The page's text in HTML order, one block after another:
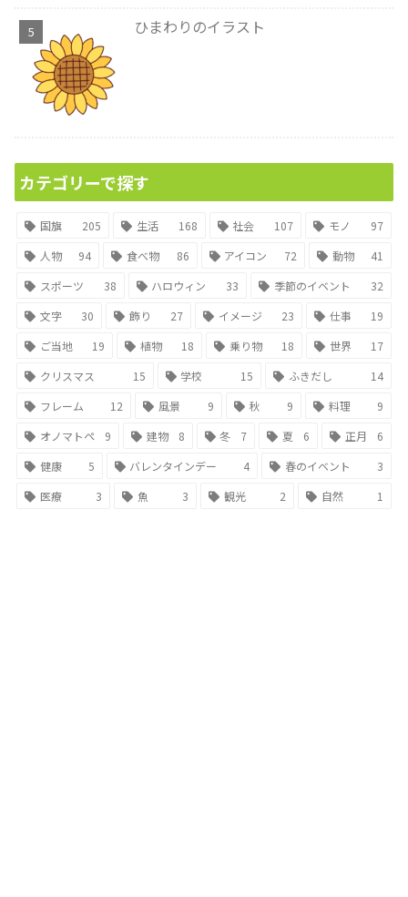
ひまわりのイラスト
カテゴリーで探す
国旗 205 生活 168 社会 107 モノ
97
人物
94 食べ物 86 アイコン 72 動物
41
スポーツ
38 ハロウィン 33 季節のイベント
32
文字
30 飾り 27 イメージ 23 仕事
19
ご当地
19 植物 18 乗り物 18 世界
17
クリスマス
15 学校 15 ふきだし
14
フレーム
12 風景 9 秋 9 料理
9
オノマトペ
9 建物 8 冬 7 夏 6 正月
6
健康
5 バレンタインデー 4 春のイベント
3
医療
3 魚 3 観光 2 自然 1